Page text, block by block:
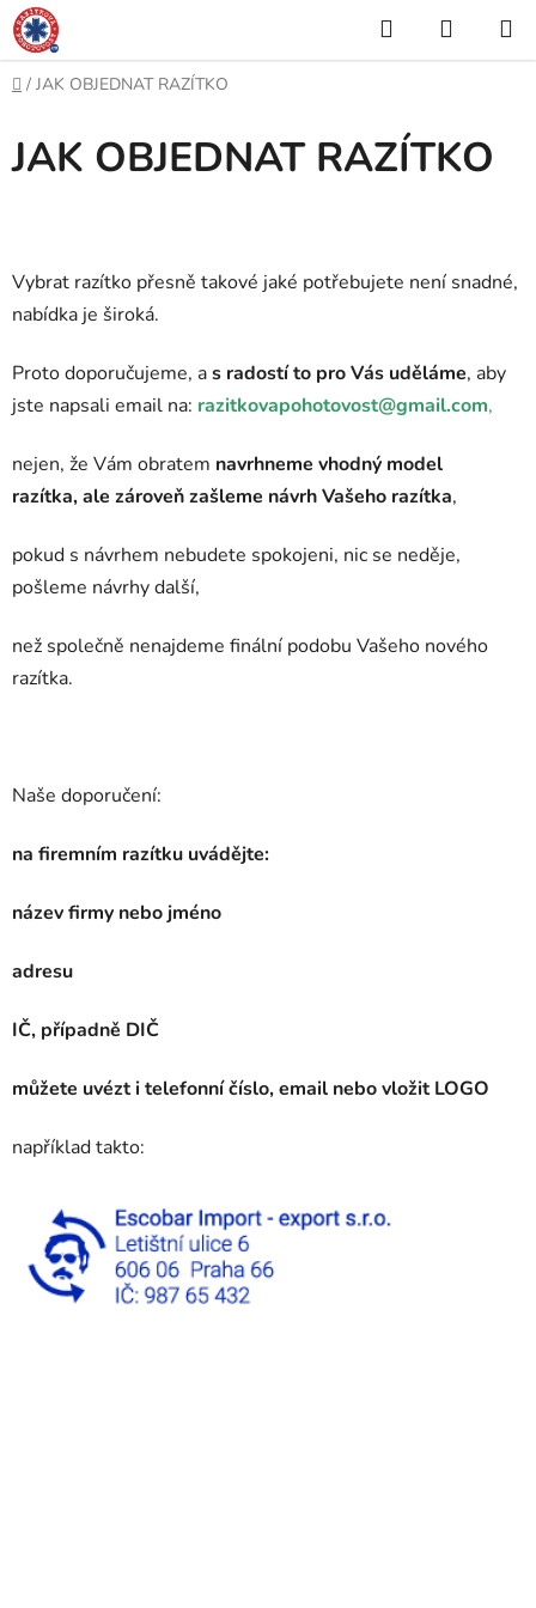
Přejít
na
obsah
Hledat
KOŠÍK
Domů
/ JAK OBJEDNAT RAZÍTKO
JAK OBJEDNAT RAZÍTKO
Vybrat razítko přesně takové jaké potřebujete není snadné,
nabídka je široká.
Proto doporučujeme, as radostí to pro Vás uděláme, aby
jste napsali email na: razitkovapohotovost@gmail.com,
nejen, že Vám obratem navrhneme vhodný model
razítka,ale zároveň zašleme návrh Vašeho razítka,
pokud s návrhem nebudete spokojeni, nic se neděje,
pošleme návrhy další,
než společně nenajdeme finální podobu Vašeho nového
razítka.
Naše doporučení:
na firemním razítku uvádějte:
název firmy nebo jméno
adresu
IČ, případně DIČ
můžete uvézt i telefonní číslo, email nebo vložit LOGO
například takto: